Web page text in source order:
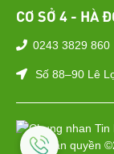
CƠ SỞ 4 - HÀ
0243 3829 860
Số 88–90 Lê
Bản quyền